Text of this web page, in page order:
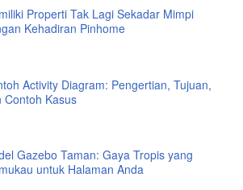
Properti Tak Lagi Sekadar Mimpi
Kehadiran Pinhome
Activity Diagram: Pengertian, Tujuan,
Contoh Kasus
Gazebo Taman: Gaya Tropis yang
untuk Halaman Anda